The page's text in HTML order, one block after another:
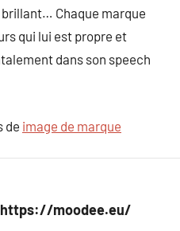
Chaque marque
qui lui est propre et
dans son speech
de image de marque
https://moodee.eu/